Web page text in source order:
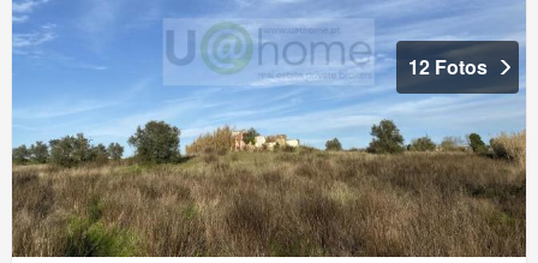
12 Fotos